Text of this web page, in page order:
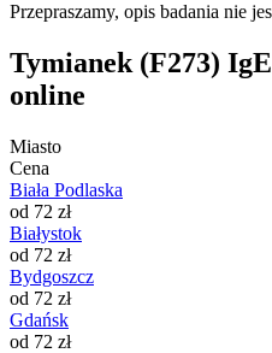
Przepraszamy, opis badania nie
Tymianek (F273)
online
Miasto
Cena
Biała Podlaska
od 72 zł
Białystok
od 72 zł
Bydgoszcz
od 72 zł
Gdańsk
od 72 zł